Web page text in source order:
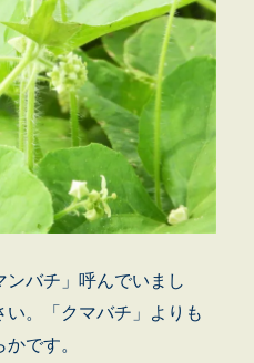
バチ」呼んでいまし
。「クマバチ」よりも
です。